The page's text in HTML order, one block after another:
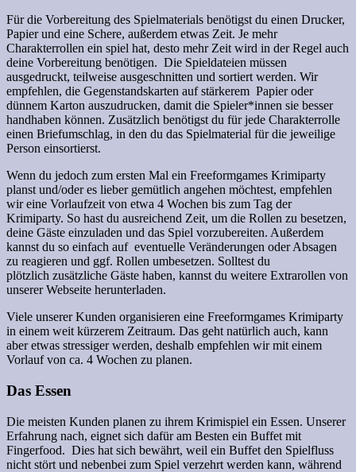
Für die Vorbereitung des Spielmaterials benötigst du einen Drucker,
Papier und eine Schere, außerdem etwas Zeit. Je mehr
Charakterrollen ein spiel hat, desto mehr Zeit wird in der Regel auch
deine Vorbereitung benötigen. Die Spieldateien müssen
ausgedruckt, teilweise ausgeschnitten und sortiert werden. Wir
empfehlen, die Gegenstandskarten auf stärkerem Papier oder
dünnem Karton auszudrucken, damit die Spieler*innen sie besser
handhaben können. Zusätzlich benötigst du für jede Charakterrolle
einen Briefumschlag, in den du das Spielmaterial für die jeweilige
Person einsortierst.
Wenn du jedoch zum ersten Mal ein Freeformgames Krimiparty
planst und/oder es lieber gemütlich angehen möchtest, empfehlen
wir eine Vorlaufzeit von etwa 4 Wochen bis zum Tag der
Krimiparty. So hast du ausreichend Zeit, um die Rollen zu besetzen,
deine Gäste einzuladen und das Spiel vorzubereiten. Außerdem
kannst du so einfach auf eventuelle Veränderungen oder Absagen
zu reagieren und ggf. Rollen umbesetzen. Solltest du
plötzlich zusätzliche Gäste haben, kannst du weitere Extrarollen von
unserer Webseite herunterladen.
Viele unserer Kunden organisieren eine Freeformgames Krimiparty
in einem weit kürzerem Zeitraum. Das geht natürlich auch, kann
aber etwas stressiger werden, deshalb empfehlen wir mit einem
Vorlauf von ca. 4 Wochen zu planen.
Das Essen
Die meisten Kunden planen zu ihrem Krimispiel ein Essen. Unserer
Erfahrung nach, eignet sich dafür am Besten ein Buffet mit
Fingerfood. Dies hat sich bewährt, weil ein Buffet den Spielfluss
nicht stört und nebenbei zum Spiel verzehrt werden kann, während